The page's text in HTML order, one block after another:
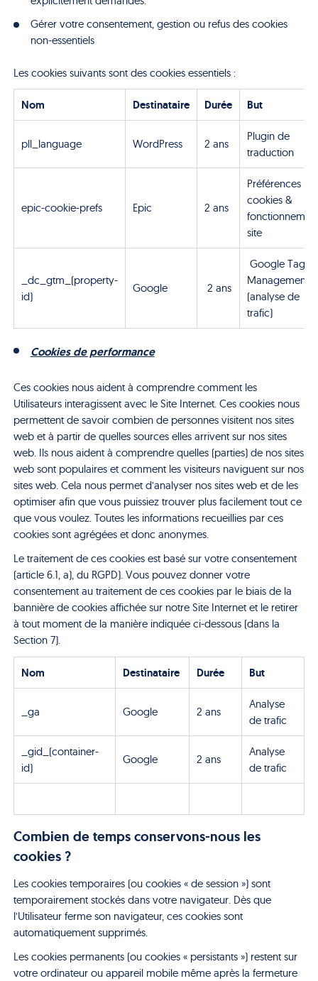
Gérer votre consentement, gestion ou refus des cookies
non-essentiels
Les cookies suivants sont des cookies essentiels :
Nom Destinataire Durée But
pll_language WordPress 2 ans
Plugin de
traduction
epic-cookie-prefs Epic 2 ans
Préférences
cookies &
site
_dc_gtm_(property-
id)
Google 2 ans
Google Tag
Management
(analyse de
trafic)
Cookies de performance
Ces cookies nous aident à comprendre comment les
Utilisateurs interagissent avec le Site Internet. Ces cookies nous
permettent de savoir combien de personnes visitent nos sites
web et à partir de quelles sources elles arrivent sur nos sites
web. Ils nous aident à comprendre quelles (parties) de nos sites
web sont populaires et comment les visiteurs naviguent sur nos
sites web. Cela nous permet d’analyser nos sites web et de les
optimiser afin que vous puissiez trouver plus facilement tout ce
que vous voulez. Toutes les informations recueillies par ces
cookies sont agrégées et donc anonymes.
Le traitement de ces cookies est basé sur votre consentement
(article 6.1, a), du RGPD). Vous pouvez donner votre
consentement au traitement de ces cookies par le biais de la
bannière de cookies affichée sur notre Site Internet et le retirer
à tout moment de la manière indiquée ci-dessous (dans la
Section 7).
Nom Destinataire Durée But
_ga Google 2 ans
Analyse
de trafic
_gid_(container-
id)
Google 2 ans
Analyse
de trafic
Combien de temps conservons-nous les
cookies ?
Les cookies temporaires (ou cookies « de session ») sont
temporairement stockés dans votre navigateur. Dès que
l’Utilisateur ferme son navigateur, ces cookies sont
automatiquement supprimés.
Les cookies permanents (ou cookies « persistants ») restent sur
votre ordinateur ou appareil mobile même après la fermeture